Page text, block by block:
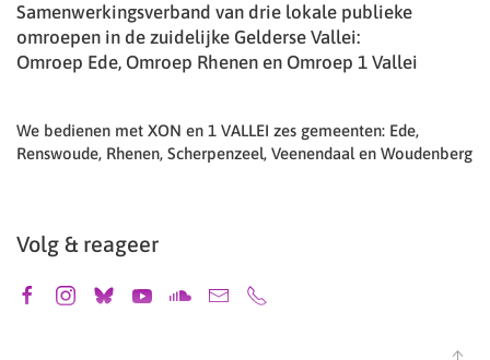
Samenwerkingsverband van drie lokale publieke
omroepen in de zuidelijke Gelderse Vallei:
Omroep Ede, Omroep Rhenen en Omroep 1 Vallei
We bedienen met XON en 1 VALLEI zes gemeenten: Ede,
Renswoude, Rhenen, Scherpenzeel, Veenendaal en Woudenberg
Volg & reageer